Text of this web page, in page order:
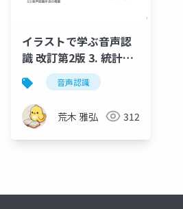
イラストで学ぶ音声認
識 改訂第2版 3. 統計的
パターン認識
音声認識
荒木 雅弘 312